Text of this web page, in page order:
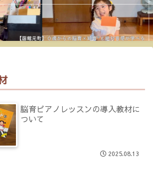
脳育ピアノレッスンの導入教材に
ついて
2025.08.13